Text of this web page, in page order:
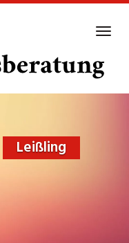
Leißling